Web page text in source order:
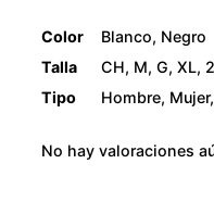
Color
Blanco, Negro
Talla
CH, M, G, XL,
Tipo
Hombre,
No hay valoraciones